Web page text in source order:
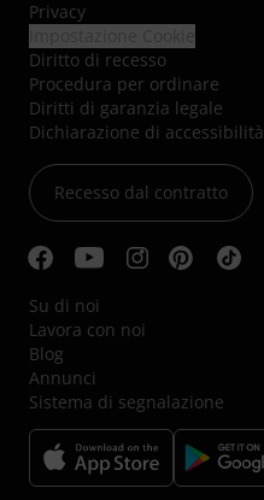
Privacy
Diritto di recesso
Procedura per ordinare
Diritti di garanzia legale
Dichiarazione di accessibilità
Recesso dal contratto
Su di noi
Lavora con noi
Blog
Annunci
Sistema di segnalazione